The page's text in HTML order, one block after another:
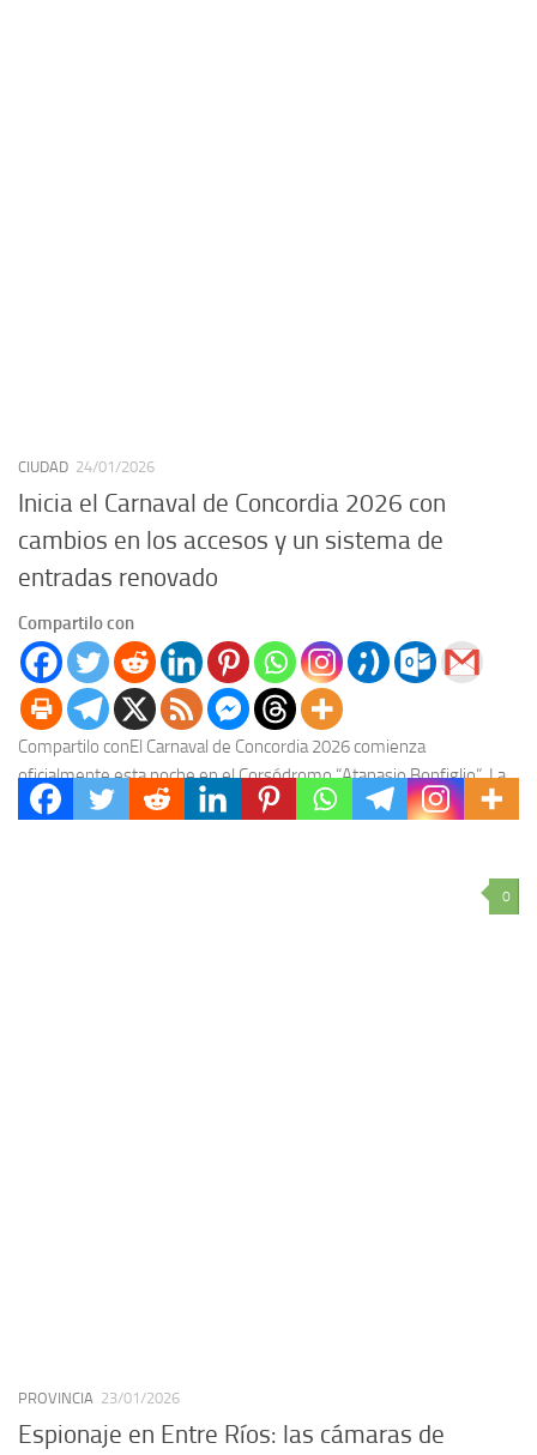
CIUDAD 24/01/2026
Inicia el Carnaval de Concordia 2026 con
cambios en los accesos y un sistema de
entradas renovado
Compartilo con
Compartilo conEl Carnaval de Concordia 2026 comienza
oficialmente esta noche en el Corsódromo “Atanasio Bonfiglio”. La
primera de las seis jornadas previstas presenta modificaciones en...
0
PROVINCIA 23/01/2026
Espionaje en Entre Ríos: las cámaras de